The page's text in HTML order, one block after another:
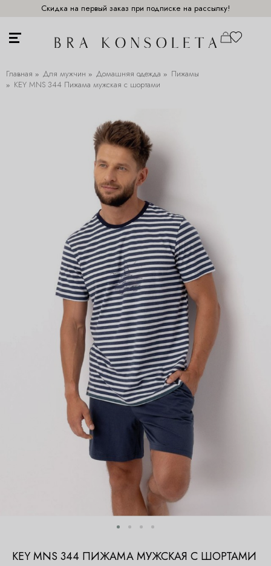
Скидка на первый заказ при подписке на рассылку!
Главная Для мужчин Домашняя одежда
Пижамы
KEY MNS 344 Пижама мужская с шортами
KEY MNS 344 ПИЖАМА МУЖСКАЯ С ШОРТАМИ